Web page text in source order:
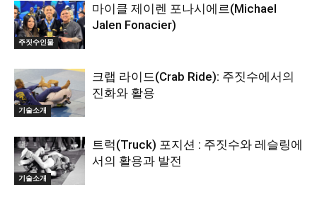
주짓수인물
마이클 제이렌 포나시에르(Michael
Jalen Fonacier)
기술소개
크랩 라이드(Crab Ride): 주짓수에서의
진화와 활용
기술소개
트럭(Truck) 포지션 : 주짓수와 레슬링에
서의 활용과 발전